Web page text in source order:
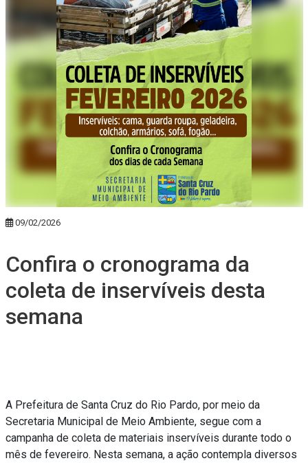
09/02/2026
Confira o cronograma da
coleta de inservíveis desta
semana
A Prefeitura de Santa Cruz do Rio Pardo, por meio da
Secretaria Municipal de Meio Ambiente, segue com a
campanha de coleta de materiais inservíveis durante todo o
mês de fevereiro. Nesta semana, a ação contempla diversos